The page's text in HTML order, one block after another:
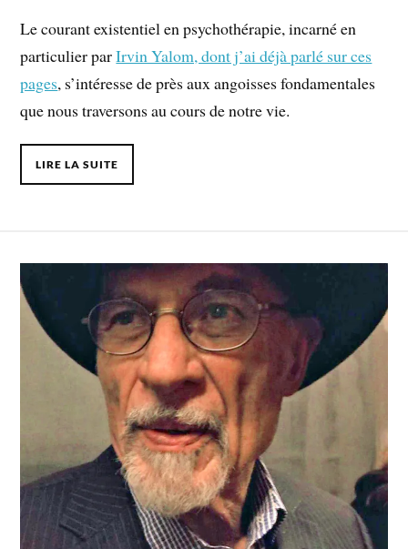
Le courant existentiel en psychothérapie, incarné en
particulier parIrvin Yalom, dont j’ai déjà parlé sur ces
pages, s’intéresse de près aux angoisses fondamentales
que nous traversons au cours de notre vie.
LIRE LA SUITE